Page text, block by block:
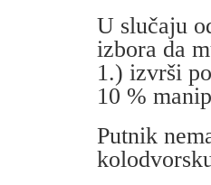
U slučaju
izbora da
1.) izvrši
10 %
Putnik